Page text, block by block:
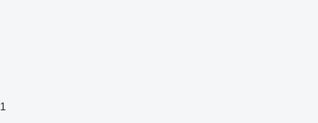
1